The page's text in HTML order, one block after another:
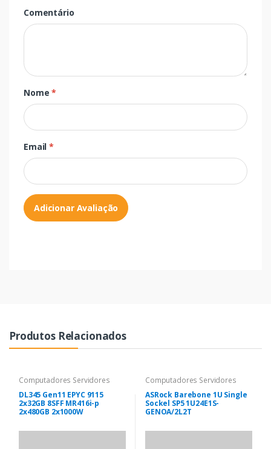
Comentário
Nome*
Email*
Adicionar Avaliação
Produtos Relacionados
Computadores Servidores
DL345 Gen11 EPYC 9115
2x32GB 8SFF MR416i-p
2x480GB 2x1000W
Computadores Servidores
ASRock Barebone 1U Single
Sockel SP5 1U24E1S-
GENOA/2L2T